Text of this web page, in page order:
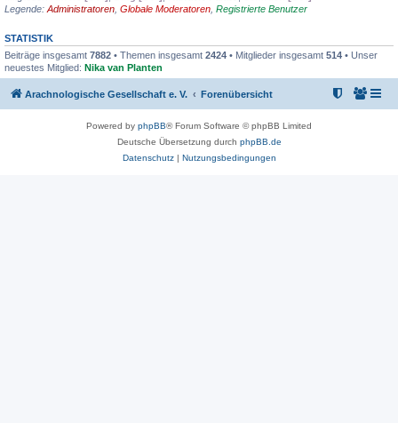
Legende: Administratoren Globale Moderatoren Registrierte Benutzer
STATISTIK
Beiträge insgesamt 7882 • Themen insgesamt 2424 • Mitglieder insgesamt 514 • Unser
neuestes Mitglied: Nika van Planten
Arachnologische Gesellschaft e. V. Forenübersicht
Powered by phpBB® Forum Software © phpBB Limited
Deutsche Übersetzung durch phpBB.de
Datenschutz| Nutzungsbedingungen